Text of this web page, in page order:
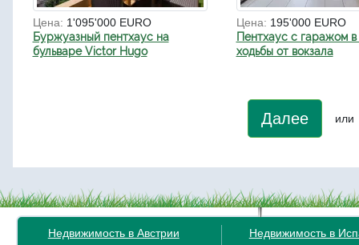
Цена: 1'095'000 EURO
Буржуазный пентхаус на
бульваре Victor Hugo
Цена: 195'000 EURO
Пентхаус с гаражом в
ходьбы от вокзала
Далее или
Недвижимость в Австрии
Недвижимость в